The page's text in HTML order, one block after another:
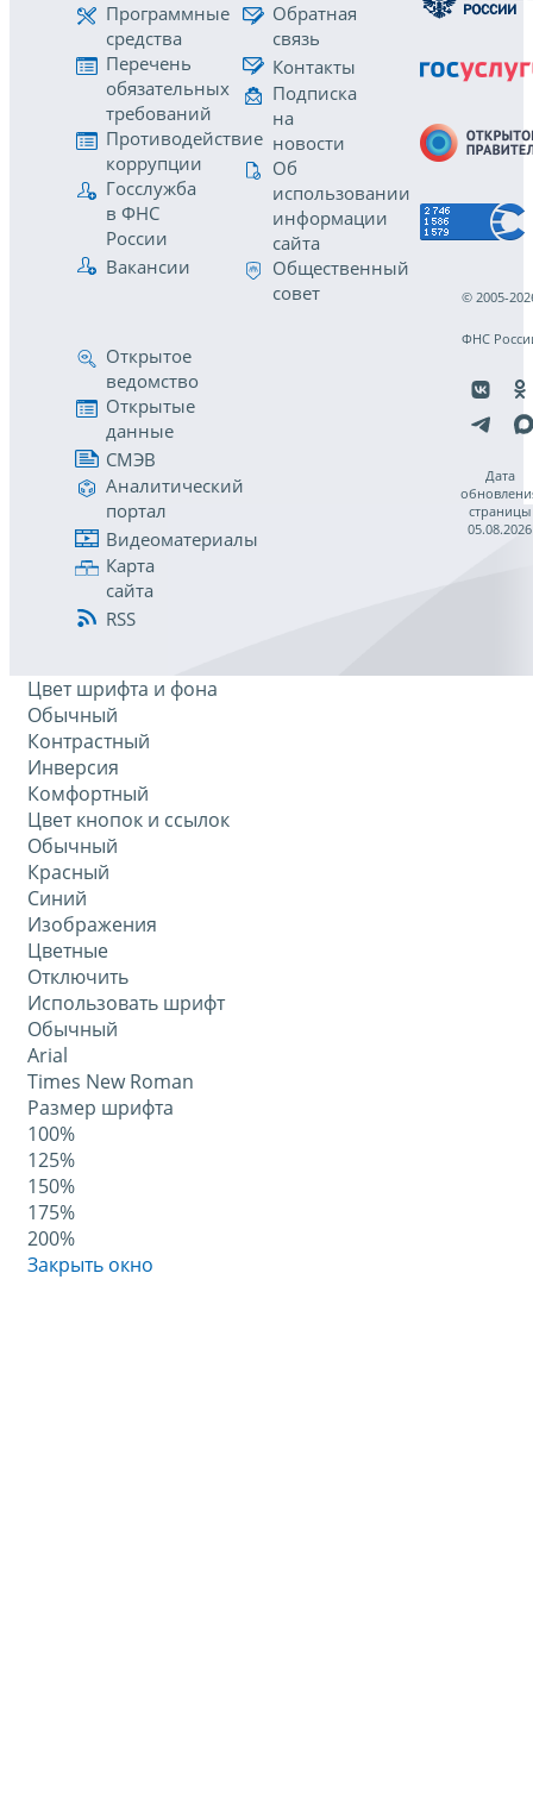
Программные
средства
Перечень
обязательных
требований
Противодействие
коррупции
Госслужба
в ФНС
России
Вакансии
Обратная
связь
Контакты
Подписка
на
новости
Об
использовании
информации
сайта
Общественный
совет
Открытое
ведомство
Открытые
данные
СМЭВ
Аналитический
портал
Видеоматериалы
Карта
сайта
RSS
© 2005-
ФНС
Дата
страницы
05.08.2026
Цвет шрифта и фона
Обычный
Контрастный
Инверсия
Комфортный
Цвет кнопок и ссылок
Обычный
Красный
Синий
Изображения
Цветные
Отключить
Использовать шрифт
Обычный
Arial
Times New Roman
Размер шрифта
100%
125%
150%
175%
200%
Закрыть окно